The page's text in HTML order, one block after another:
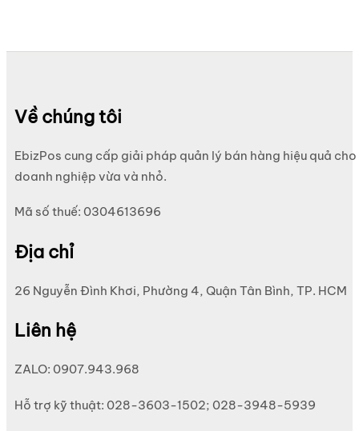
Về chúng tôi
EbizPos cung cấp giải pháp quản lý bán hàng hiệu quả cho
doanh nghiệp vừa và nhỏ.
Mã số thuế: 0304613696
Địa chỉ
26 Nguyễn Đình Khơi, Phường 4, Quận Tân Bình, TP. HCM
Liên hệ
ZALO: 0907.943.968
Hỗ trợ kỹ thuật: 028-3603-1502; 028-3948-5939